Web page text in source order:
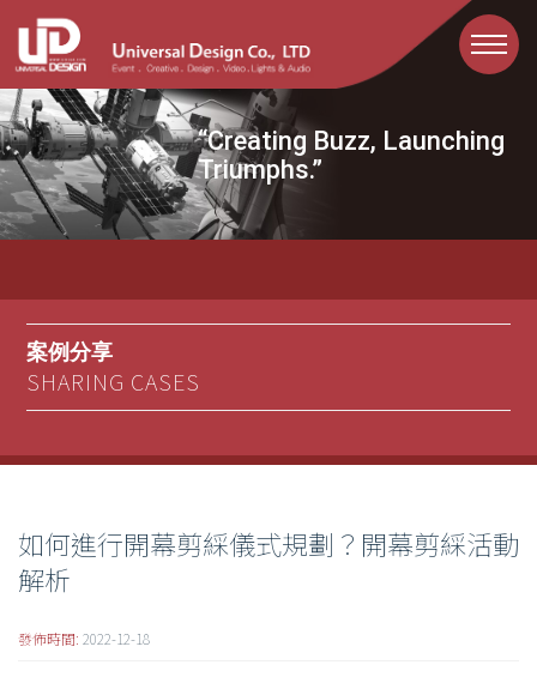
Toggle
“Creating Buzz, Launching
Triumphs.”
案例分享
SHARING CASES
如何進行開幕剪綵儀式規劃？開幕剪綵活動
解析
發佈時間: 2022-12-18